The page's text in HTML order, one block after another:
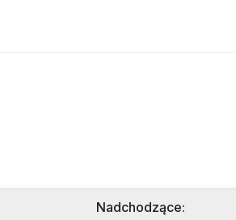
Nadchodzące: